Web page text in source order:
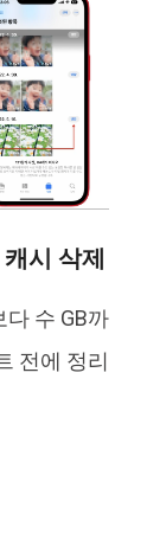
시 삭제
수 GB까
전에 정리